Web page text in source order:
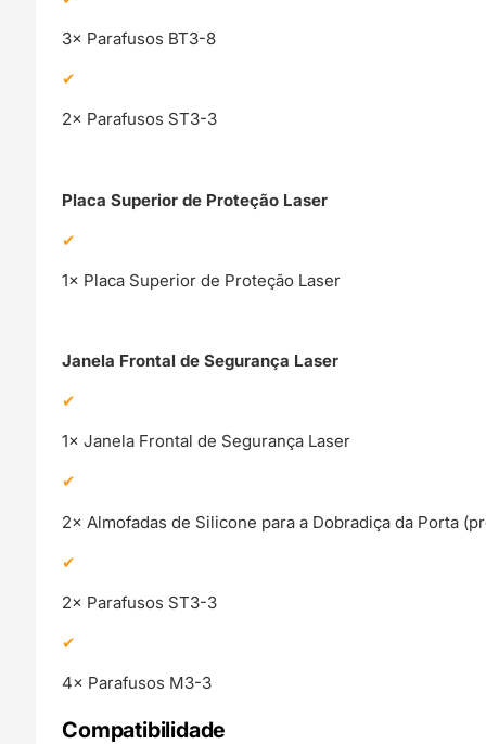
3× Parafusos BT3-8
2× Parafusos ST3-3
Placa Superior de Proteção Laser
1× Placa Superior de Proteção Laser
Janela Frontal de Segurança Laser
1× Janela Frontal de Segurança Laser
2× Almofadas de Silicone para a Dobradiça da Porta
2× Parafusos ST3-3
4× Parafusos M3-3
Compatibilidade